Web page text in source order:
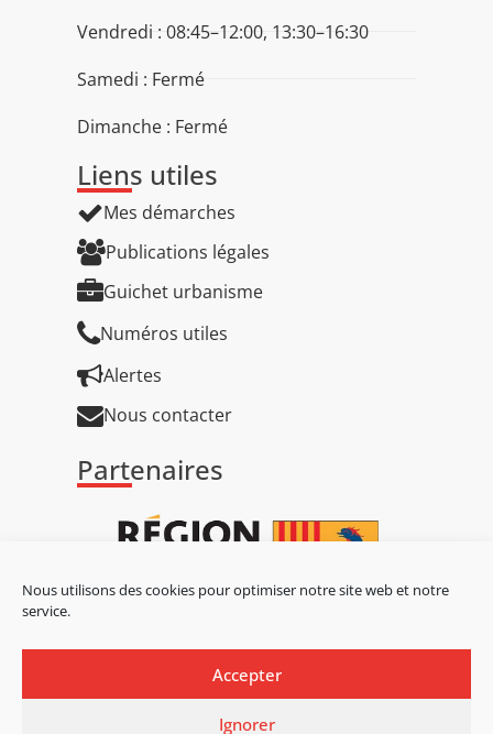
Nous utilisons des cookies pour optimiser notre site web et notre
service.
Accepter
Ignorer
Vendredi : 08:45–12:00, 13:30–16:30
Samedi : Fermé
Dimanche : Fermé
Liens utiles
Mes démarches
Publications légales
Guichet urbanisme
Numéros utiles
Alertes
Nous contacter
Partenaires